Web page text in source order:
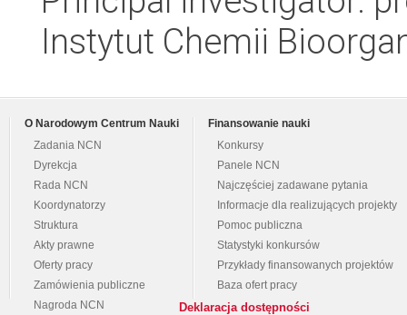
Instytut Chemii
O Narodowym Centrum Nauki
Zadania NCN
Dyrekcja
Rada NCN
Koordynatorzy
Struktura
Akty prawne
Oferty pracy
Zamówienia publiczne
Nagroda NCN
Finansowanie nauki
Konkursy
Panele NCN
Najczęściej zadawane pytania
Informacje dla realizujących projekty
Pomoc publiczna
Statystyki konkursów
Przykłady finansowanych projektów
Baza ofert pracy
Deklaracja dostępności